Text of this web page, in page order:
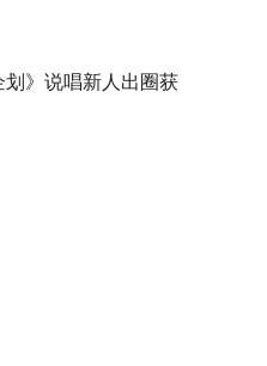
划》说唱新人出圈获